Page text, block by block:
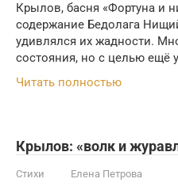
Крылов, басня «Фортуна и
содержание Бедолага
удивлялся их жадности.
состояния, но с целью ещё
Читать полностью
Крылов: «волк и
Стихи Елена Петрова